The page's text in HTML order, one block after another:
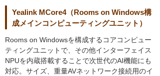
Yealink MCore4（Rooms on Windows構
成メインコンピューティングユニット）
Rooms on Windowsを構成するコアコンピュー
ティングユニットで、その他インターフェイス
NPUを内蔵搭載することで次世代のAI機能にも
対応。サイズ、重量AVネットワーク接続用のイ